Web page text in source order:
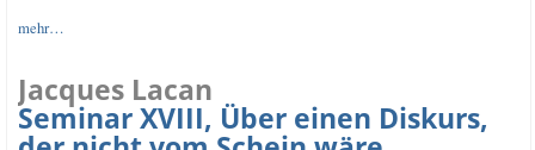
mehr…
Jacques Lacan
Seminar XVIII, Über einen Diskurs,